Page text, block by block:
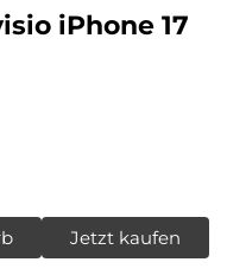
iPhone 17
Jetzt kaufen